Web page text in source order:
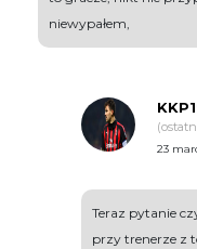
niewypałem,
23
Teraz pytanie
przy trenerze z